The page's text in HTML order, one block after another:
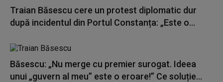
Traian Băsescu cere un protest diplomatic dur
după incidentul din Portul Constanța: „Este o...
Băsescu: „Nu merge cu premier surogat. Ideea
unui „guvern al meu” este o eroare!” Ce soluție...